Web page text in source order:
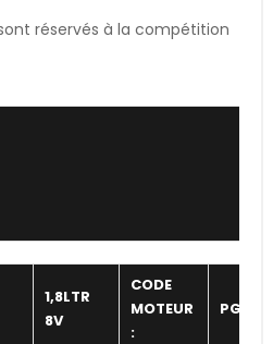
réservés à la compétition
1,8LTR
8V
CODE
MOTEUR
:
PG